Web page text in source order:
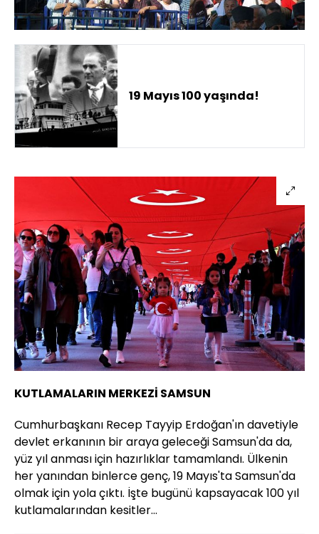
19 Mayıs 100 yaşında!
KUTLAMALARIN MERKEZİ SAMSUN
Cumhurbaşkanı Recep Tayyip Erdoğan'ın davetiyle
devlet erkanının bir araya geleceği Samsun'da da,
yüz yıl anması için hazırlıklar tamamlandı. Ülkenin
her yanından binlerce genç, 19 Mayıs'ta Samsun'da
olmak için yola çıktı. İşte bugünü kapsayacak 100 yıl
kutlamalarından kesitler...